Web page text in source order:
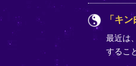
「キ
最近は
するこ